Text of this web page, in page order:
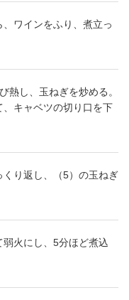
ワインをふり、煮立っ
熱し、玉ねぎを炒める。
、キャベツの切り口を下
り返し、（5）の玉ねぎ
火にし、5分ほど煮込